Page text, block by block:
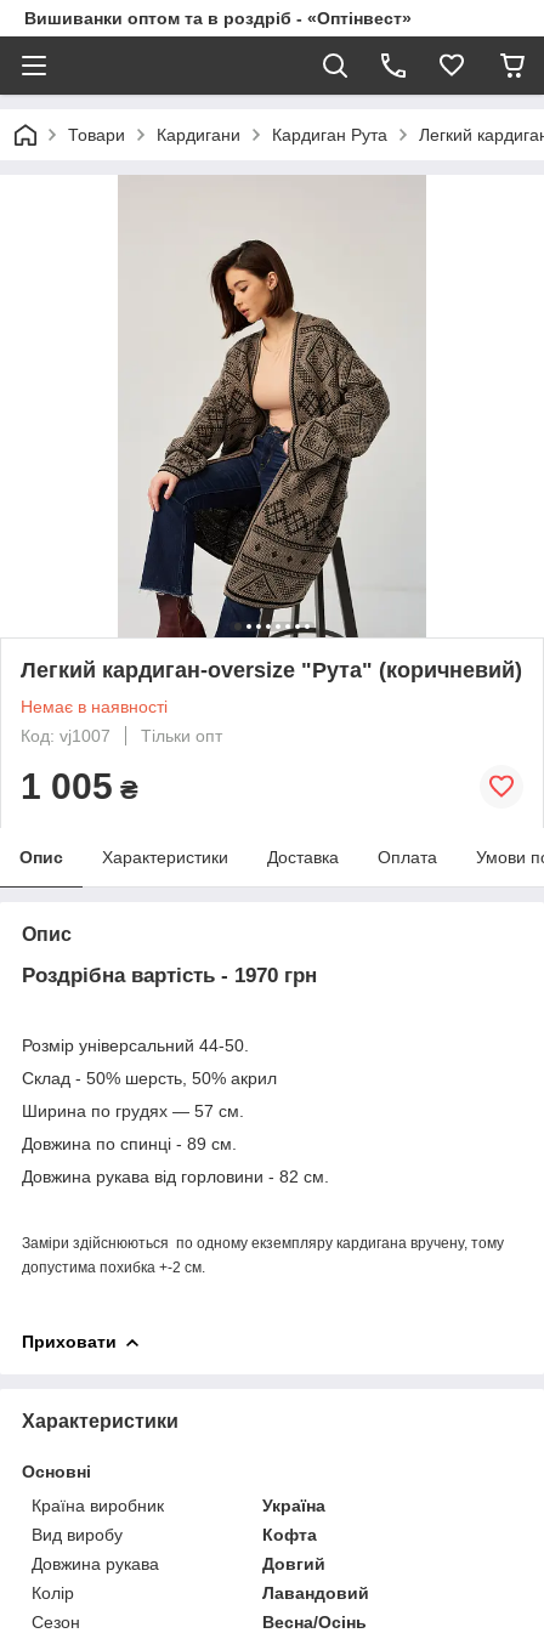
Вишиванки оптом та в роздріб - «Оптінвест»
Товари Кардигани Кардиган Рута Легкий
Легкий кардиган-oversize "Рута" (коричневий)
Немає в наявності
Код: vj1007
Тільки опт
1 005 ₴
Опис Характеристики Доставка Оплата Умови
Опис
Роздрібна вартість - 1970 грн
Розмір універсальний 44-50.
Склад - 50% шерсть, 50% акрил
Ширина по грудях — 57 см.
Довжина по спинці - 89 см.
Довжина рукава від горловини - 82 см.
Заміри здійснюються по одному екземпляру кардигана вручену, тому
допустима похибка +-2 см.
Приховати
Характеристики
Основні
Країна виробник
Україна
Вид виробу
Кофта
Довжина рукава
Довгий
Колір
Лавандовий
Сезон
Весна/Осінь